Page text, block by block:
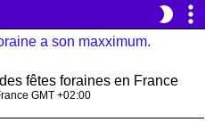
brightness_2 more_vert
fêtes foraines en France
GMT +02:00